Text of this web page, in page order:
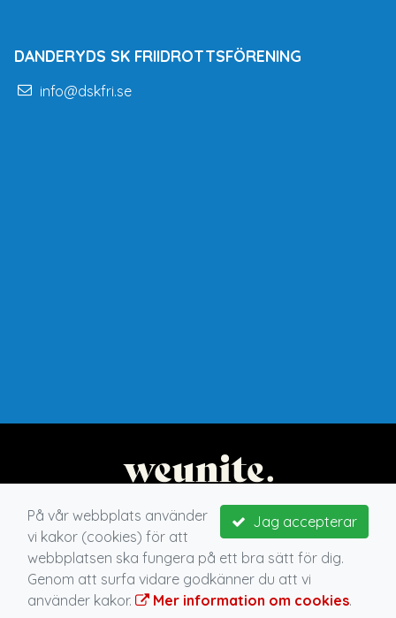
DANDERYDS SK FRIIDROTTSFÖRENING
info@dskfri.se
Jag accepterar
På vår webbplats använder
vi kakor (cookies) för att
webbplatsen ska fungera på ett bra sätt för dig.
Genom att surfa vidare godkänner du att vi
använder kakor.
Mer information om cookies.